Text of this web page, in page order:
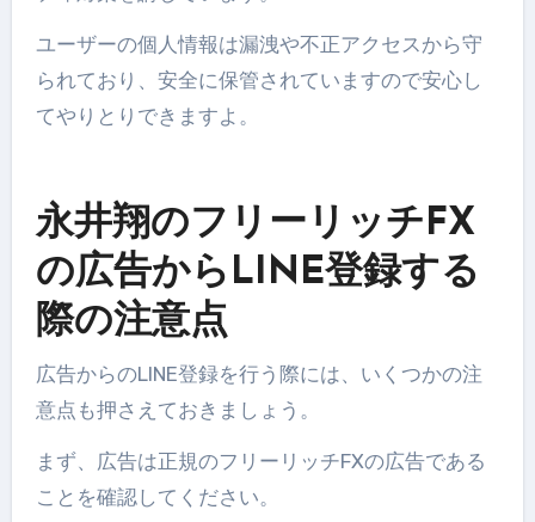
ユーザーの個人情報は漏洩や不正アクセスから守
られており、安全に保管されていますので安心し
てやりとりできますよ。
永井翔のフリーリッチFX
の広告からLINE登録する
際の注意点
広告からのLINE登録を行う際には、いくつかの注
意点も押さえておきましょう。
まず、広告は正規のフリーリッチFXの広告である
ことを確認してください。